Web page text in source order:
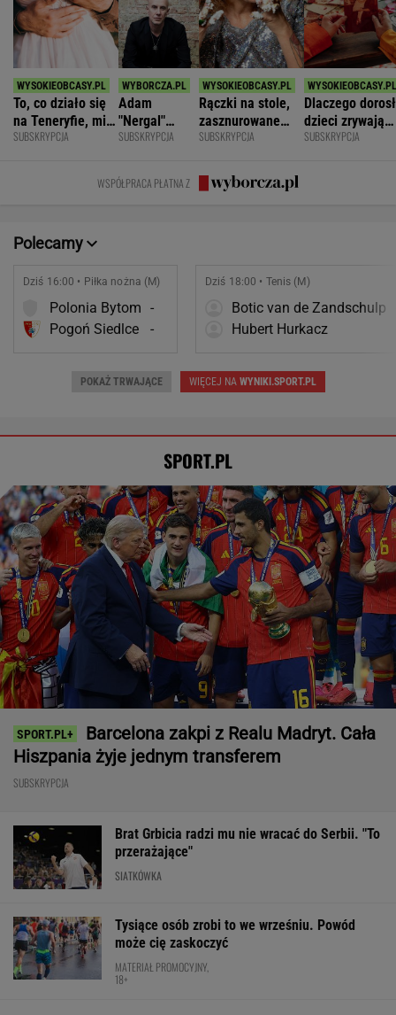
To, co działo się
na Teneryfie, mi
się należało. Nie
SUBSKRYPCJA
Adam
"Nergal"
Darski: Ja
terapię, a
większość
SUBSKRYPCJA
Rączki na stole,
zasznurowane
usta. Byłam
dużej dyscyplinie
SUBSKRYPCJA
Dlaczego
dzieci zrywają
kontakt z
SUBSKRYPCJA
WSPÓŁPRACA PŁATNA Z
Polecamy
Dziś 16:00 • Piłka nożna (M)
Polonia Bytom -
Pogoń Siedlce
-
Dziś 18:00 • Tenis (M)
Botic van de Zandschulp
Hubert Hurkacz
POKAŻ TRWAJĄCE WIĘCEJ NAWYNIKI.SPORT.PL
SPORT.PL
Barcelona zakpi z Realu Madryt. Cała
Hiszpania żyje jednym transferem
SUBSKRYPCJA
Brat Grbicia radzi mu nie wracać do Serbii. "To
przerażające"
SIATKÓWKA
Tysiące osób zrobi to we wrześniu. Powód
może cię zaskoczyć
MATERIAŁ PROMOCYJNY,
18+